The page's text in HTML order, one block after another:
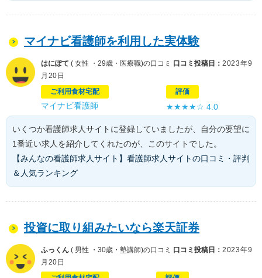
マイナビ看護師を利用した実体験
はにぽて ( 女性 ・29歳・医療職)の口コミ 口コミ投稿日： 2023年9
月20日
ご利用食材宅配
マイナビ看護師
評価
★★★★☆4.0
いくつか看護師求人サイトに登録していましたが、自分の要望に
1番近い求人を紹介してくれたのが、このサイトでした。
【みんなの看護師求人サイト】看護師求人サイトの口コミ・評判
＆人気ランキング
投資に取り組みたいなら楽天証券
ふっくん ( 男性 ・30歳・塾講師)の口コミ 口コミ投稿日： 2023年9
月20日